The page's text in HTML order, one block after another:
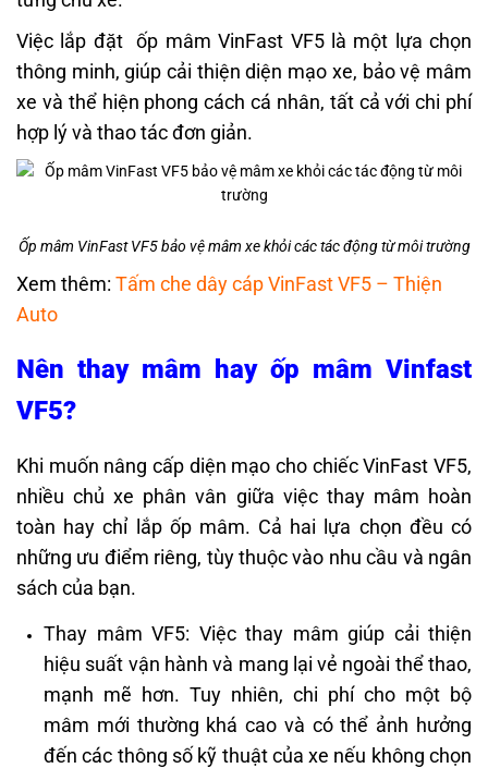
Việc lắp đặt ốp mâm VinFast VF5 là một lựa chọn
thông minh, giúp cải thiện diện mạo xe, bảo vệ mâm
xe và thể hiện phong cách cá nhân, tất cả với chi phí
hợp lý và thao tác đơn giản.
Ốp mâm VinFast VF5 bảo vệ mâm xe khỏi các tác động từ môi trường
Xem thêm: Tấm che dây cáp VinFast VF5 – Thiện
Auto
Nên thay mâm hay ốp mâm Vinfast
VF5?
Khi muốn nâng cấp diện mạo cho chiếc VinFast VF5,
nhiều chủ xe phân vân giữa việc thay mâm hoàn
toàn hay chỉ lắp ốp mâm. Cả hai lựa chọn đều có
những ưu điểm riêng, tùy thuộc vào nhu cầu và ngân
sách của bạn.​
Thay mâm VF5: Việc thay mâm giúp cải thiện
hiệu suất vận hành và mang lại vẻ ngoài thể thao,
mạnh mẽ hơn. Tuy nhiên, chi phí cho một bộ
mâm mới thường khá cao và có thể ảnh hưởng
đến các thông số kỹ thuật của xe nếu không chọn